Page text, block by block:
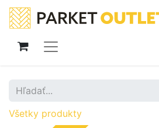
Všetky produkty